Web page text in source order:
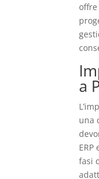
a
una
fasi